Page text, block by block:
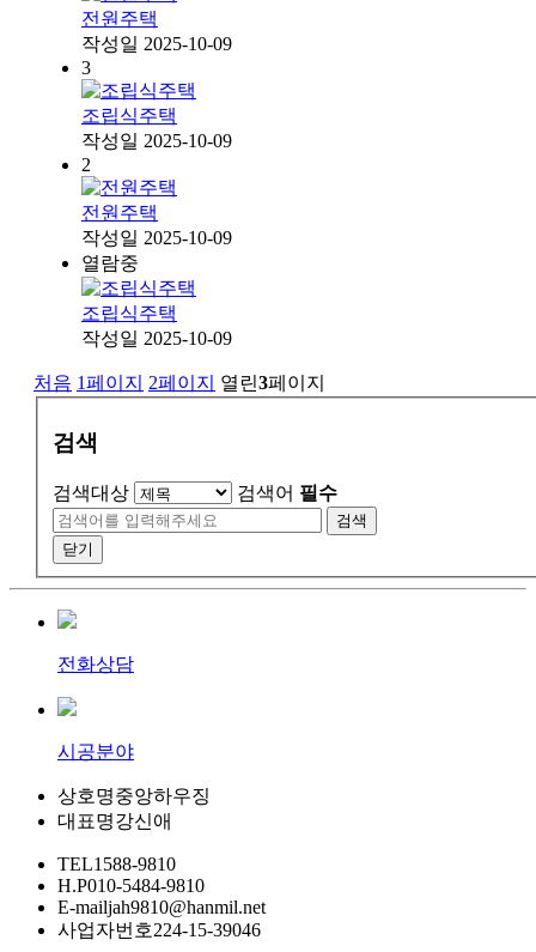
전원주택
작성일 2025-10-09
3
조립식주택
작성일 2025-10-09
2
전원주택
작성일 2025-10-09
열람중
조립식주택
작성일 2025-10-09
처음 1페이지 2페이지 열린3페이지
검색
검색대상 검색어 필수
검색
닫기
전화상담
시공분야
상호명중앙하우징
대표명강신애
TEL1588-9810
H.P010-5484-9810
E-mailjah9810@hanmil.net
사업자번호224-15-39046